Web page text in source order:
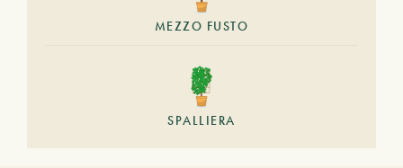
MEZZO FUSTO
SPALLIERA